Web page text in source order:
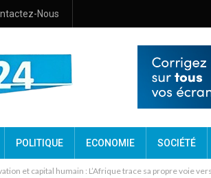
Nous
POLITIQUE ECONOMIE SOCIÉTÉ
et capital humain : L’Afrique trace sa propre voie